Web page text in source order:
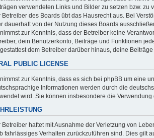
verwendeten Links und Bilder zu setzen bzw. zu
Betreiber des Boards übt das Hausrecht aus. Bei
dauerhaft von der Nutzung dieses Boards
zur Kenntnis, dass der Betreiber keine
dein Benutzerkonto, Beiträge und Funktionen
dem Betreiber darüber hinaus, deine
PUBLIC LICENSE
zur Kenntnis, dass es sich bei phpBB um eine
Informationen werden durch die
wird. Sie können insbesondere die
Betreiber haftet mit Ausnahme der Verletzung von
fahrlässiges Verhalten zurückzuführen sind. Dies gilt